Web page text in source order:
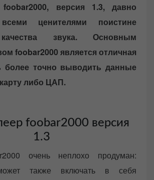
версия 1.3, давно
ценителями поистине
звука. Основным
foobar2000 является отличная
более точно выводить данные
либо ЦАП.
foobar2000 версия
1.3
очень неплохо продуман:
также включать в себя